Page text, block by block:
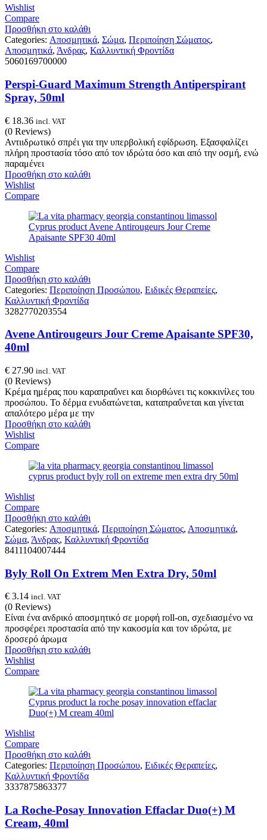
Wishlist
Compare
Προσθήκη στο καλάθι
Categories: Αποσμητικά, Σώμα, Περιποίηση Σώματος,
Αποσμητικά, Άνδρας, Καλλυντική Φροντίδα
5060169700000
Perspi-Guard Maximum Strength Antiperspirant
Spray, 50ml
€ 18.36 incl. VAT
(0 Reviews)
Αντιιδρωτικό σπρέι για την υπερβολική εφίδρωση. Εξασφαλίζει
πλήρη προστασία τόσο από τον ιδρώτα όσο και από την οσμή, ενώ
παραμένει
Προσθήκη στο καλάθι
Wishlist
Compare
Wishlist
Compare
Προσθήκη στο καλάθι
Categories: Περιποίηση Προσώπου, Ειδικές Θεραπείες,
Καλλυντική Φροντίδα
3282770203554
Avene Antirougeurs Jour Creme Apaisante SPF30,
40ml
€ 27.90 incl. VAT
(0 Reviews)
Κρέμα ημέρας που καραπραΰνει και διορθώνει τις κοκκινίλες του
προσώπου. Το δέρμα ενυδατώνεται, καταπραΰνεται και γίνεται
απαλότερο μέρα με την
Προσθήκη στο καλάθι
Wishlist
Compare
Wishlist
Compare
Προσθήκη στο καλάθι
Categories: Αποσμητικά, Περιποίηση Σώματος, Αποσμητικά,
Σώμα, Άνδρας, Καλλυντική Φροντίδα
8411104007444
Byly Roll On Extrem Men Extra Dry, 50ml
€ 3.14 incl. VAT
(0 Reviews)
Είναι ένα ανδρικό αποσμητικό σε μορφή roll-on, σχεδιασμένο να
προσφέρει προστασία από την κακοσμία και τον ιδρώτα, με
δροσερό άρωμα
Προσθήκη στο καλάθι
Wishlist
Compare
Wishlist
Compare
Προσθήκη στο καλάθι
Categories: Περιποίηση Προσώπου, Ειδικές Θεραπείες,
Καλλυντική Φροντίδα
3337875863377
La Roche-Posay Innovation Effaclar Duo(+) M
Cream, 40ml